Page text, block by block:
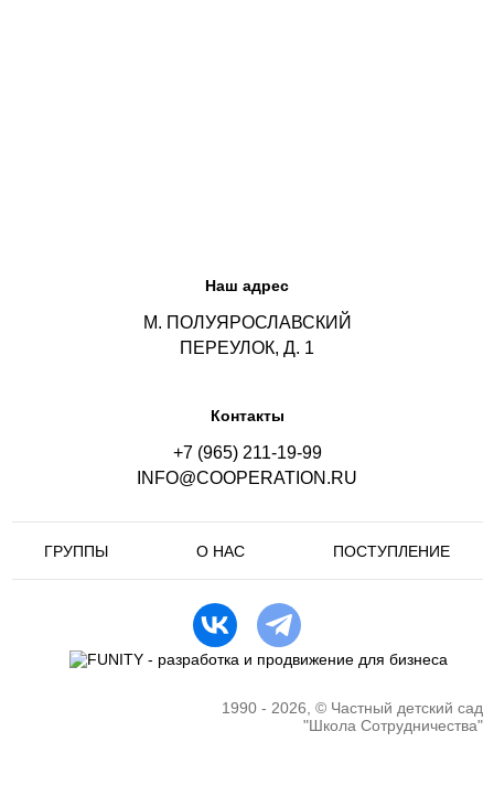
Наш адрес
М. ПОЛУЯРОСЛАВСКИЙ
ПЕРЕУЛОК, Д. 1
Контакты
+7 (965) 211-19-99
INFO@COOPERATION.RU
ГРУППЫ О НАС ПОСТУПЛЕНИЕ
1990 - 2026, © Частный детский сад
"Школа Сотрудничества"